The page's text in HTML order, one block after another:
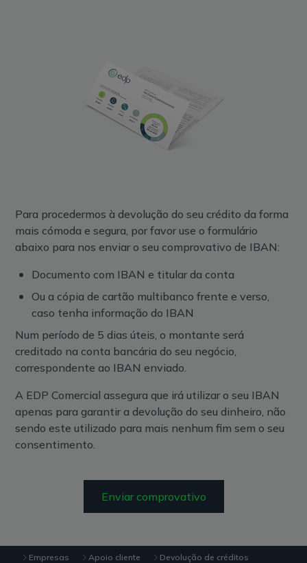
Para procedermos à devolução do seu crédito da forma
mais cómoda e segura, por favor use o formulário
abaixo para nos enviar o seu comprovativo de IBAN:
Documento com IBAN e titular da conta
Ou a cópia de cartão multibanco frente e verso,
caso tenha informação do IBAN
Num período de 5 dias úteis, o montante será
creditado na conta bancária do seu negócio,
correspondente ao IBAN enviado.
A EDP Comercial assegura que irá utilizar o seu IBAN
apenas para garantir a devolução do seu dinheiro, não
sendo este utilizado para mais nenhum fim sem o seu
consentimento.
Enviar comprovativo
Empresas Apoio cliente Devolução de créditos